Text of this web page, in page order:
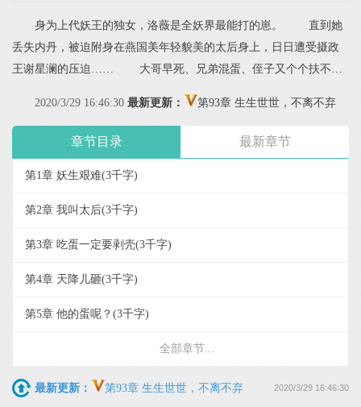
身为上代妖王的独女，洛薇是全妖界最能打的崽。 直到她
丢失内丹，被迫附身在燕国美年轻貌美的太后身上，日日遭受摄政
王谢星澜的压迫…… 大哥早死、兄弟混蛋、侄子又个个扶不上
性情大变，明明看起来蠢萌无害，却披荆斩棘闯进他心底。 洛
薇：人家真的只是一只弱小可怜又无助的小狐狸，嘤～ 谢星
澜：说这话前，能先从我身上起来吗？
2020/3/29 16:46:30 最新更新： 第93章 生生世世，不离不弃
章节目录 最新章节
第1章 妖生艰难(3千字)
第2章 我叫太后(3千字)
第3章 吃蛋一定要剥壳(3千字)
第4章 天降儿砸(3千字)
第5章 他的蛋呢？ (3千字)
全部章节...
2020/3/29 16:46:30
最新更新： 第93章 生生世世，不离不弃